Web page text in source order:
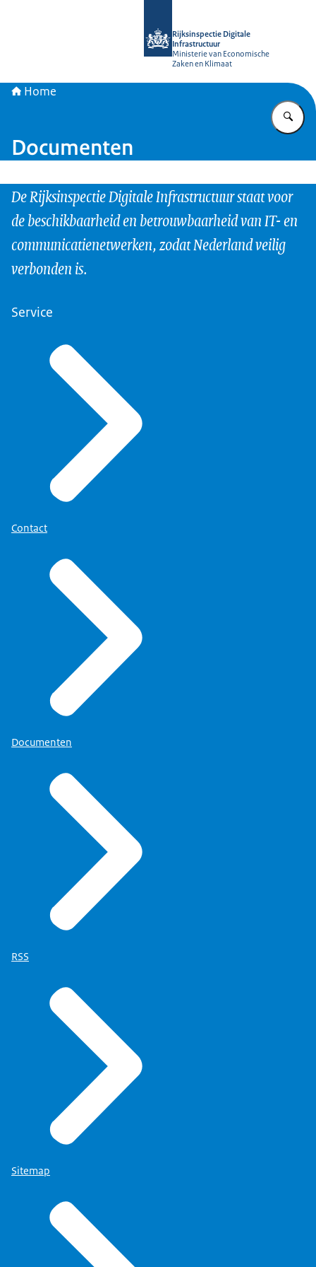
Rijksinspectie Digitale
Infrastructuur
Ministerie van Economische
Zaken en Klimaat
Home
Documenten
De Rijksinspectie Digitale Infrastructuur staat voor
de beschikbaarheid en betrouwbaarheid van IT- en
communicatienetwerken, zodat Nederland veilig
verbonden is.
Service
Contact
Documenten
RSS
Sitemap